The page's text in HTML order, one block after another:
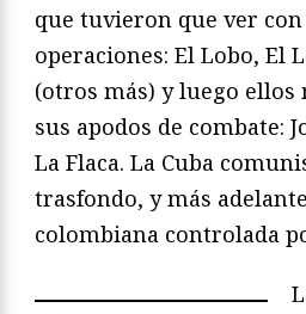
que tuvieron que ver
operaciones: El Lobo, El
(otros más) y luego ellos
sus apodos de combate:
La Flaca. La Cuba
trasfondo, y más
colombiana controlada